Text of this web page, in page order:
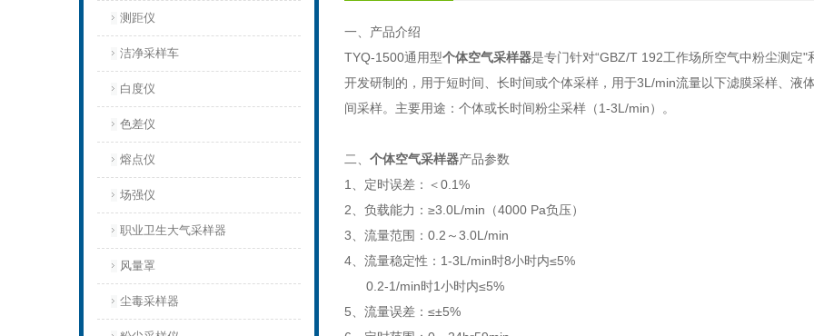
测距仪
洁净采样车
白度仪
色差仪
熔点仪
场强仪
职业卫生大气采样器
风量罩
尘毒采样器
一、产品介绍
TYQ-1500通用型个体空气采样器是专门针对“GBZ/T 192工作场所空气中粉尘测定
开发研制的，用于短时间、长时间或个体采样，用于3L/min流量以下滤膜采样、液
间采样。主要用途：个体或长时间粉尘采样（1-3L/min）。
二、 个体空气采样器产品参数
1、定时误差：＜0.1%
2、负载能力：≥3.0L/min（4000 Pa负压）
3、流量范围：0.2～3.0L/min
4、流量稳定性：1-3L/min时8小时内≤5%
0.2-1/min时1小时内≤5%
5、流量误差：≤±5%